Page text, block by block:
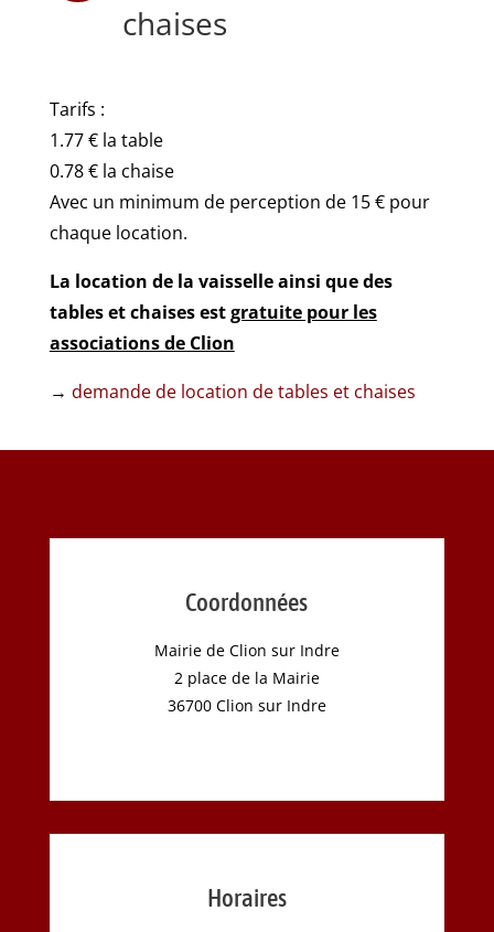
chaises
Tarifs :
1.77 € la table
0.78 € la chaise
Avec un minimum de perception de 15 € pour
chaque location.
La location de la vaisselle ainsi que des
tables et chaises estgratuite pour les
associations de Clion
→ demande de location de tables et chaises
Coordonnées
Mairie de Clion sur Indre
2 place de la Mairie
36700 Clion sur Indre
Horaires